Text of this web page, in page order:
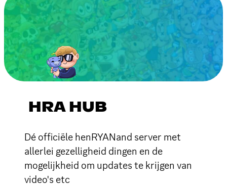
HRA HUB
Dé officiële henRYANand server met
allerlei gezelligheid dingen en de
mogelijkheid om updates te krijgen van
video's etc